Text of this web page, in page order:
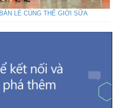
LẺ CÙNG THẾ GIỚI SỮA